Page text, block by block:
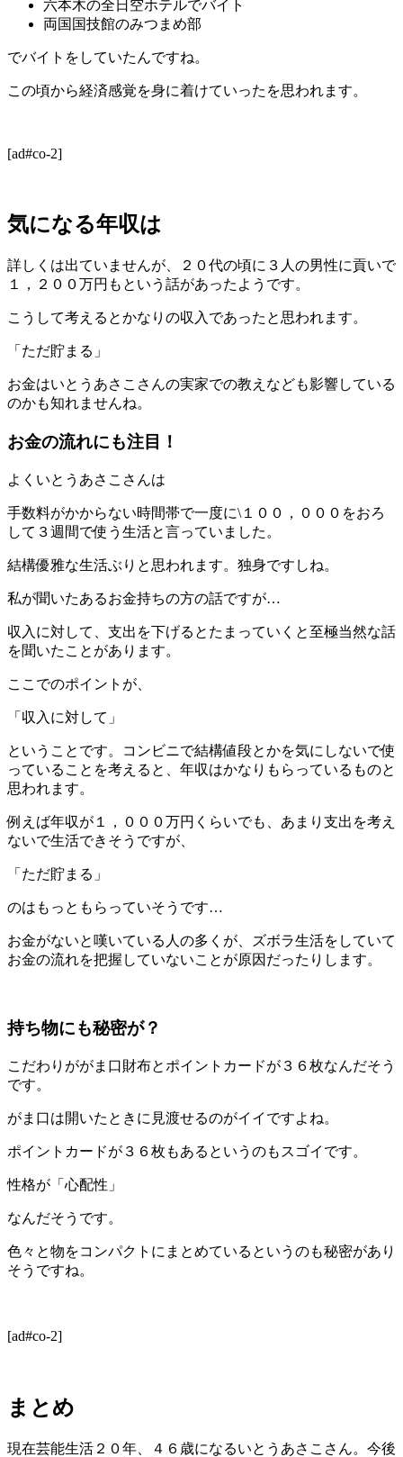
六本木の全日空ホテルでバイト
両国国技館のみつまめ部
でバイトをしていたんですね。
この頃から経済感覚を身に着けていったを思われます。
[ad#co-2]
気になる年収は
詳しくは出ていませんが、２０代の頃に３人の男性に貢いで
１，２００万円もという話があったようです。
こうして考えるとかなりの収入であったと思われます。
「ただ貯まる」
お金はいとうあさこさんの実家での教えなども影響している
のかも知れませんね。
お金の流れにも注目！
よくいとうあさこさんは
手数料がかからない時間帯で一度に\１００，０００をおろ
して３週間で使う生活と言っていました。
結構優雅な生活ぶりと思われます。独身ですしね。
私が聞いたあるお金持ちの方の話ですが…
収入に対して、支出を下げるとたまっていくと至極当然な話
を聞いたことがあります。
ここでのポイントが、
「収入に対して」
ということです。コンビニで結構値段とかを気にしないで使
っていることを考えると、年収はかなりもらっているものと
思われます。
例えば年収が１，０００万円くらいでも、あまり支出を考え
ないで生活できそうですが、
「ただ貯まる」
のはもっともらっていそうです…
お金がないと嘆いている人の多くが、ズボラ生活をしていて
お金の流れを把握していないことが原因だったりします。
持ち物にも秘密が？
こだわりががま口財布とポイントカードが３６枚なんだそう
です。
がま口は開いたときに見渡せるのがイイですよね。
ポイントカードが３６枚もあるというのもスゴイです。
性格が「心配性」
なんだそうです。
色々と物をコンパクトにまとめているというのも秘密があり
そうですね。
[ad#co-2]
まとめ
現在芸能生活２０年、４６歳になるいとうあさこさん。今後